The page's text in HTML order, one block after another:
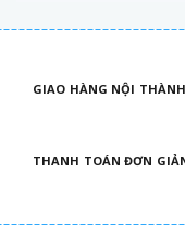
GIAO HÀNG NỘI
THANH TOÁN ĐƠN